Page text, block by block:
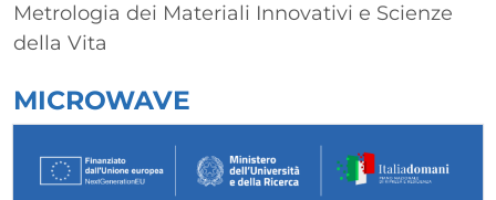
Metrologia dei Materiali Innovativi e Scienze
della Vita
MICROWAVE